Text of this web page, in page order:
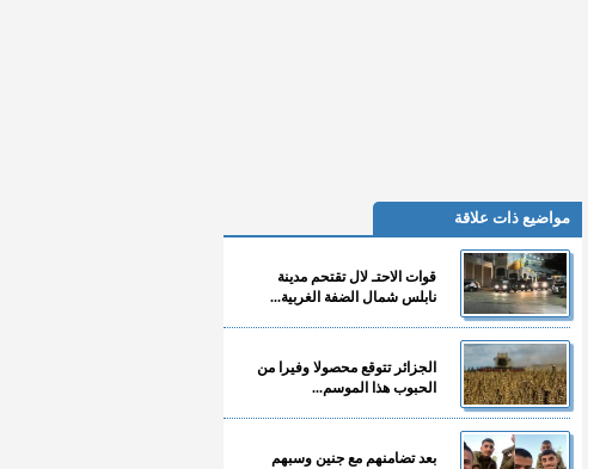
مواضيع ذات علاقة
قوات الاحتـ لال تقتحم مدينة
نابلس شمال الضفة الغربية...
الجزائر تتوقع محصولا وفيرا من
الحبوب هذا الموسم...
بعد تضامنهم مع جنين وسبهم